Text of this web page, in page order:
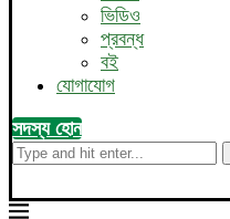
ভিডিও
প্রবন্ধ
বই
যোগাযোগ
সদস্য হোন